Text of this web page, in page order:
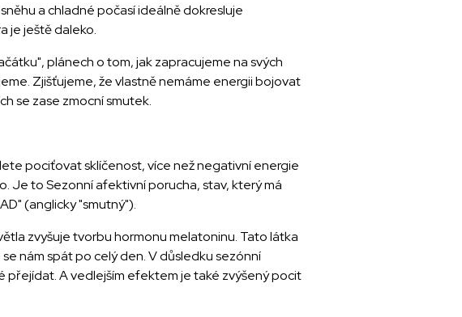
a chladné počasí ideálně dokresluje
je ještě daleko.
plánech o tom, jak zapracujeme na svých
Zjišťujeme, že vlastně nemáme energii bojovat
se zase zmocní smutek.
pociťovat sklíčenost, více než negativní energie
Je to Sezonní afektivní porucha, stav, který má
(anglicky "smutný").
zvyšuje tvorbu hormonu melatoninu. Tato látka
nám spát po celý den. V důsledku sezónní
přejídat. A vedlejším efektem je také zvýšený pocit